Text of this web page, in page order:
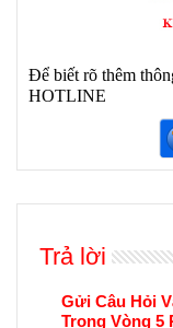
Để biết rõ thêm
HOTLINE
Trả lời
Gửi Câu Hỏi
Trong Vòng 5